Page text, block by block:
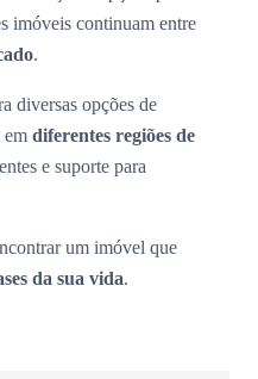
imóveis continuam entre
.
diversas opções de
em diferentes regiões de
e suporte para
um imóvel que
da sua vida.